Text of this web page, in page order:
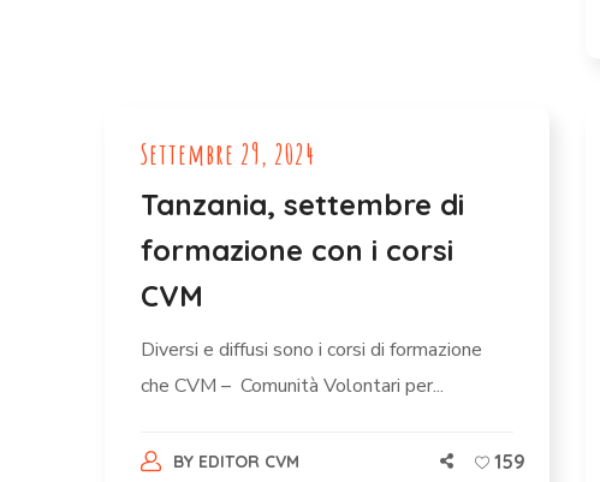
Settembre 29, 2024
Tanzania, settembre di
formazione con i corsi
CVM
Diversi e diffusi sono i corsi di formazione
che CVM – Comunità Volontari per...
BY EDITOR CVM
159